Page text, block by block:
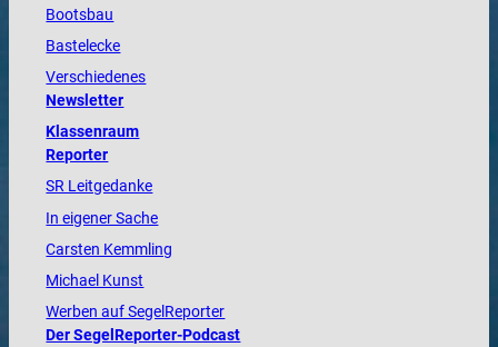
Bootsbau
Bastelecke
Verschiedenes
Newsletter
Klassenraum
Reporter
SR Leitgedanke
In eigener Sache
Carsten Kemmling
Michael Kunst
Werben auf SegelReporter
Der SegelReporter-Podcast